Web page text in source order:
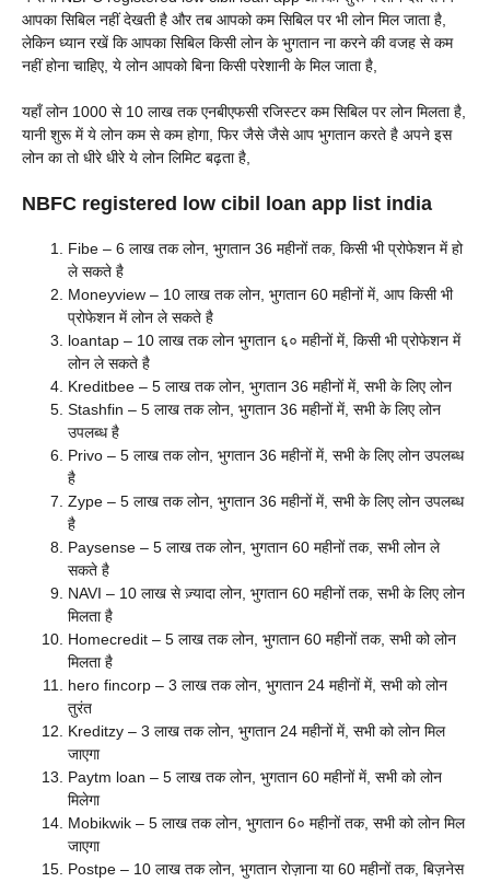
आपका सिबिल नहीं देखती है और तब आपको कम सिबिल पर भी लोन मिल जाता है,
लेकिन ध्यान रखें कि आपका सिबिल किसी लोन के भुगतान ना करने की वजह से कम
नहीं होना चाहिए, ये लोन आपको बिना किसी परेशानी के मिल जाता है,
यहाँ लोन 1000 से 10 लाख तक एनबीएफसी रजिस्टर कम सिबिल पर लोन मिलता है,
यानी शुरू में ये लोन कम से कम होगा, फिर जैसे जैसे आप भुगतान करते है अपने इस
लोन का तो धीरे धीरे ये लोन लिमिट बढ़ता है,
NBFC registered low cibil loan app list india
Fibe – 6 लाख तक लोन, भुगतान 36 महीनों तक, किसी भी प्रोफेशन में हो
ले सकते है
Moneyview – 10 लाख तक लोन, भुगतान 60 महीनों में, आप किसी भी
प्रोफेशन में लोन ले सकते है
loantap – 10 लाख तक लोन भुगतान ६० महीनों में, किसी भी प्रोफेशन में
लोन ले सकते है
Kreditbee – 5 लाख तक लोन, भुगतान 36 महीनों में, सभी के लिए लोन
Stashfin – 5 लाख तक लोन, भुगतान 36 महीनों में, सभी के लिए लोन
उपलब्ध है
Privo – 5 लाख तक लोन, भुगतान 36 महीनों में, सभी के लिए लोन उपलब्ध
है
Zype – 5 लाख तक लोन, भुगतान 36 महीनों में, सभी के लिए लोन उपलब्ध
है
Paysense – 5 लाख तक लोन, भुगतान 60 महीनों तक, सभी लोन ले
सकते है
NAVI – 10 लाख से ज़्यादा लोन, भुगतान 60 महीनों तक, सभी के लिए लोन
मिलता है
Homecredit – 5 लाख तक लोन, भुगतान 60 महीनों तक, सभी को लोन
मिलता है
hero fincorp – 3 लाख तक लोन, भुगतान 24 महीनों में, सभी को लोन
तुरंत
Kreditzy – 3 लाख तक लोन, भुगतान 24 महीनों में, सभी को लोन मिल
जाएगा
Paytm loan – 5 लाख तक लोन, भुगतान 60 महीनों में, सभी को लोन
मिलेगा
Mobikwik – 5 लाख तक लोन, भुगतान 6० महीनों तक, सभी को लोन मिल
जाएगा
Postpe – 10 लाख तक लोन, भुगतान रोज़ाना या 60 महीनों तक, बिज़नेस